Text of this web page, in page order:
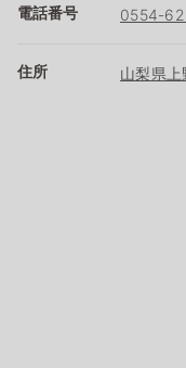
電話番号 0554-
住所 山梨県